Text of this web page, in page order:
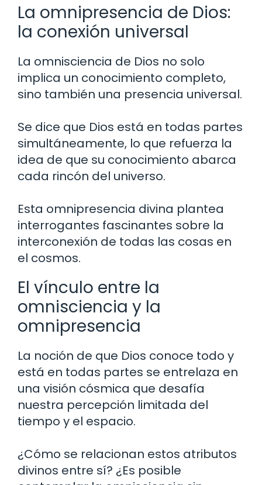
La omnipresencia de Dios:
la conexión universal
La omnisciencia de Dios no solo
implica un conocimiento completo,
sino también una presencia universal.
Se dice que Dios está en todas partes
simultáneamente, lo que refuerza la
idea de que su conocimiento abarca
cada rincón del universo.
Esta omnipresencia divina plantea
interrogantes fascinantes sobre la
interconexión de todas las cosas en
el cosmos.
El vínculo entre la
omnisciencia y la
omnipresencia
La noción de que Dios conoce todo y
está en todas partes se entrelaza en
una visión cósmica que desafía
nuestra percepción limitada del
tiempo y el espacio.
¿Cómo se relacionan estos atributos
divinos entre sí? ¿Es posible